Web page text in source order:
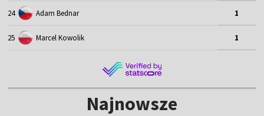
24 Adam Bednar 1
25 Marcel Kowolik 1
Najnowsze